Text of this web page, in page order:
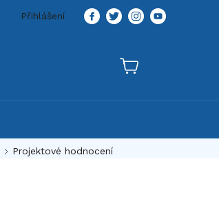
Přihlášení
Projektové hodnocení